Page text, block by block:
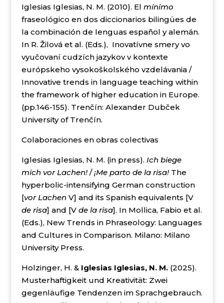
Iglesias Iglesias, N. M. (2010). El mínimo
fraseológico en dos diccionarios bilingües de
la combinación de lenguas español y alemán.
In R. Žilová et al. (Eds.), Inovatívne smery vo
vyučovaní cudzích jazykov v kontexte
európskeho vysokoškolského vzdelávania /
Innovative trends in language teaching within
the framework of higher education in Europe.
(pp.146-155). Trenčín: Alexander Dubček
University of Trenčín.
Colaboraciones en obras colectivas
Iglesias Iglesias, N. M. (in press). Ich biege
mich vor Lachen!/¡Me parto de la risa!The
hyperbolic-intensifying German construction
[vor Lachen V] and its Spanish equivalents [V
de risa] and [V de la risa]. In Mollica, Fabio et al.
(Eds.), New Trends in Phraseology: Languages
and Cultures in Comparison. Milano: Milano
University Press.
Holzinger, H. & Iglesias Iglesias, N. M.(2025).
Musterhaftigkeit und Kreativität: Zwei
gegenläufige Tendenzen im Sprachgebrauch.